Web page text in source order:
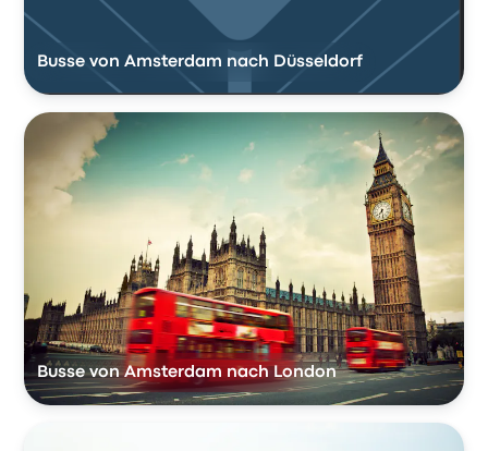
Busse von Amsterdam nach Düsseldorf
Busse von Amsterdam nach London